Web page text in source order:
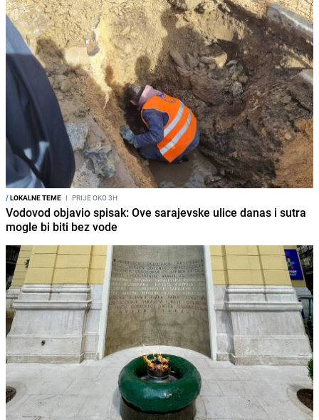
/LOKALNE TEME I PRIJE OKO 3H
Vodovod objavio spisak: Ove sarajevske ulice danas i sutra
mogle bi biti bez vode